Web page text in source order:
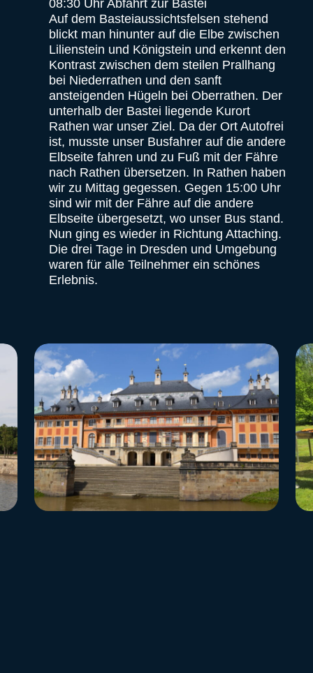
08:30 Uhr Abfahrt zur Bastei
Auf dem Basteiaussichtsfelsen stehend
blickt man hinunter auf die Elbe zwischen
Lilienstein und Königstein und erkennt den
Kontrast zwischen dem steilen Prallhang
bei Niederrathen und den sanft
ansteigenden Hügeln bei Oberrathen. Der
unterhalb der Bastei liegende Kurort
Rathen war unser Ziel. Da der Ort Autofrei
ist, musste unser Busfahrer auf die andere
Elbseite fahren und zu Fuß mit der Fähre
nach Rathen übersetzen. In Rathen haben
wir zu Mittag gegessen. Gegen 15:00 Uhr
sind wir mit der Fähre auf die andere
Elbseite übergesetzt, wo unser Bus stand.
Nun ging es wieder in Richtung Attaching.
Die drei Tage in Dresden und Umgebung
waren für alle Teilnehmer ein schönes
Erlebnis.